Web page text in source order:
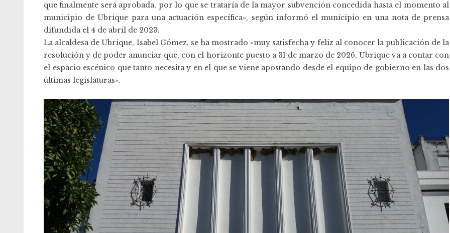
que finalmente será aprobada, por lo que se trataría de la mayor subvención concedida hasta el momento al
municipio de Ubrique para una actuación específica», según informó el municipio en una nota de prensa
difundida el 4 de abril de 2023.
La alcaldesa de Ubrique, Isabel Gómez, se ha mostrado «muy satisfecha y feliz al conocer la publicación de la
resolución y de poder anunciar que, con el horizonte puesto a 31 de marzo de 2026, Ubrique va a contar con
el espacio escénico que tanto necesita y en el que se viene apostando desde el equipo de gobierno en las dos
últimas legislaturas».